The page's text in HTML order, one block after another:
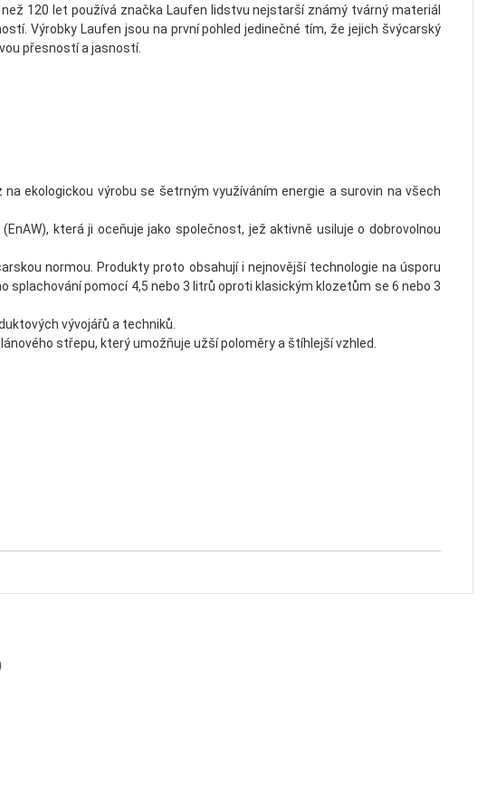
120 let používá značka Laufen lidstvu nejstarší známý tvárný materiál
Výrobky Laufen jsou na první pohled jedinečné tím, že jejich švýcarský
přesností a jasností.
ekologickou výrobu se šetrným využíváním energie a surovin na všech
která ji oceňuje jako společnost, jež aktivně usiluje o dobrovolnou
normou. Produkty proto obsahují i nejnovější technologie na úsporu
splachování pomocí 4,5 nebo 3 litrů oproti klasickým klozetům se 6 nebo 3
vývojářů a techniků.
střepu, který umožňuje užší poloměry a štíhlejší vzhled.